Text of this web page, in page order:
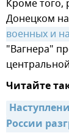
Кроме того,
Донецком
военных и
"Вагнера"
Читайте
России